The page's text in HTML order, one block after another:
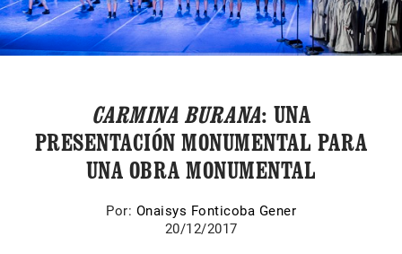
CARMINA BURANA: UNA
PRESENTACIÓN MONUMENTAL PARA
UNA OBRA MONUMENTAL
Por: Onaisys Fonticoba Gener
20/12/2017